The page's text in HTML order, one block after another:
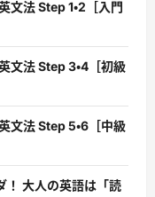
文法 Step 1・2［入門
文法 Step 3・4［初級
文法 Step 5・6［中級
！ 大人の英語は「読